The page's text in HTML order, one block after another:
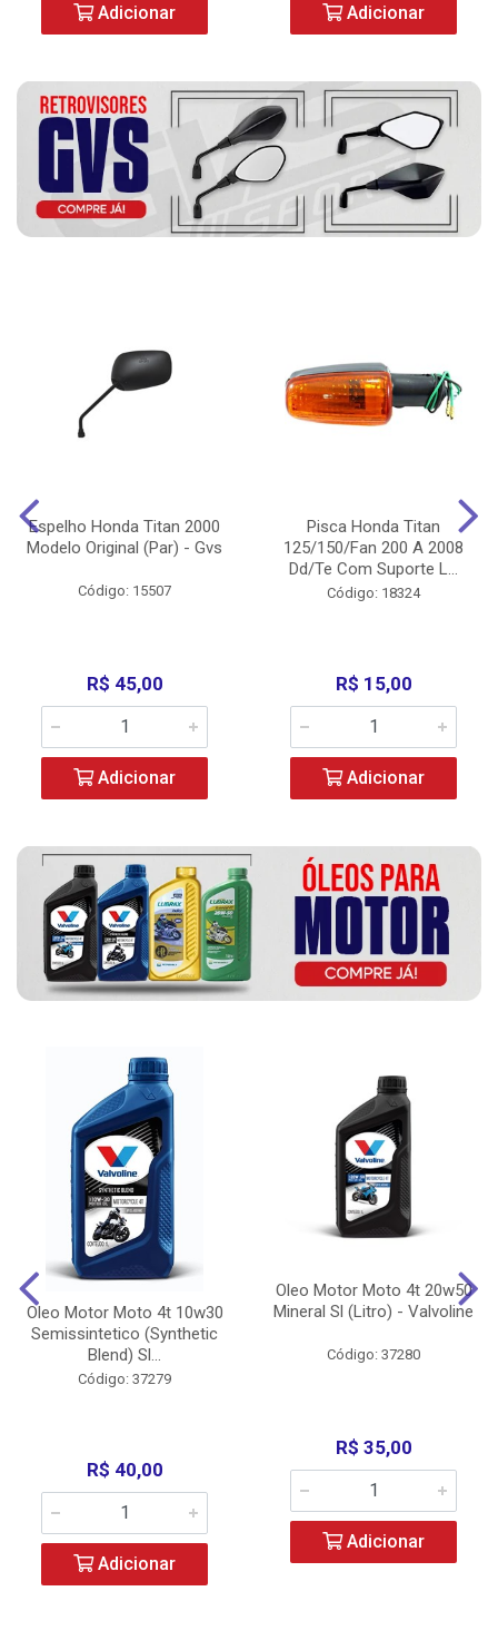
Adicionar Adicionar
Espelho Honda Titan 2000
Modelo Original (Par) - Gvs
Código: 15507
R$ 45,00
Adicionar
Pisca Honda Titan
125/150/Fan 200 A 2008
Dd/Te Com Suporte L...
Código: 18324
R$ 15,00
Adicionar
Oleo Motor Moto 4t 10w30
Semissintetico (Synthetic
Blend) Sl...
Código: 37279
R$ 40,00
Adicionar
Oleo Motor Moto 4t 20w50
Mineral Sl (Litro) - Valvoline
Código: 37280
R$ 35,00
Adicionar